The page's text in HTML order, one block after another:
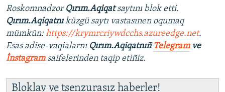
Roskomnadzor Qırım.Aqiqatsaytını blok etti.
Qırım.Aqiqatnıküzgü saytı vastasınen oqumaq
mümkün:https://krymrcriywdcchs.azureedge.net.
Esas adise-vaqialarnı Qırım.Aqiqatnıñ Telegramve
İnstagram saifelerinden taqip etiñiz.
Bloklav ve tsenzurasız haberler!